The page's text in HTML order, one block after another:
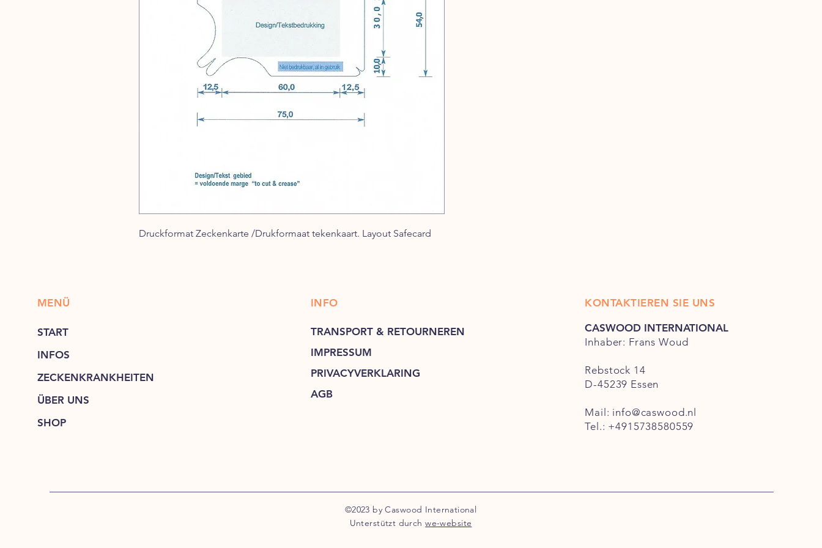
Druckformat Zeckenkarte /Drukformaat tekenkaart. Layout Safecard
MENÜ
START
INFOS
ZECKENKRANKHEITEN
ÜBER UNS
SHOP
INFO
TRANSPORT & RETOURNEREN
IMPRESSUM
PRIVACYVERKLARING
AGB
KONTAKTIEREN SIE UNS
CASWOOD INTERNATIONAL
Inhaber: Frans Woud
Rebstock 14
D-45239 Essen
Mail: info@caswood.nl
Tel.: +4915738580559
©2023 by Caswood International
Unterstützt durchwe-website